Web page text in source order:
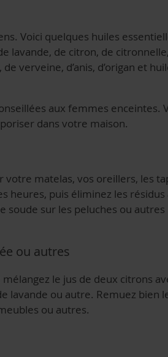
Voici quelques huiles
lavande, de citron, de
verveine, d’anis, d’origan et
aux femmes enceintes.
dans votre maison.
votre matelas, vos oreillers, les
heures, puis éliminez les résidus
soude sur les peluches ou autres
ou autres
le jus de deux citrons
lavande ou autre. Remuez bien
ou autres.